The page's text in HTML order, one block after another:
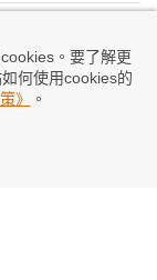
。要了解更
何使用cookies的
》 。
年